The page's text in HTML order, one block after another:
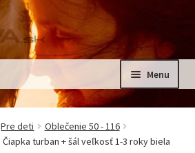
Menu
menu
Pre deti
Oblečenie 50 - 116
Čiapka turban + šál veľkosť 1-3 roky biela